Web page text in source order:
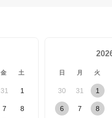
金 土
31 1
7 8
日 月 火
30 31 1
6 7 8